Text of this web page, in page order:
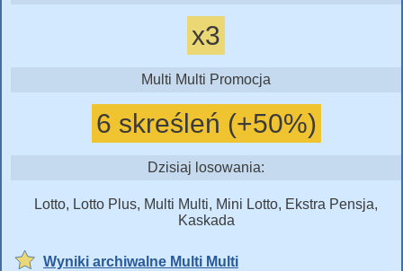
x3
Multi Multi Promocja
6 skreśleń (+50%)
Dzisiaj losowania:
Lotto, Lotto Plus, Multi Multi, Mini Lotto, Ekstra Pensja,
Kaskada
Wyniki archiwalne Multi Multi